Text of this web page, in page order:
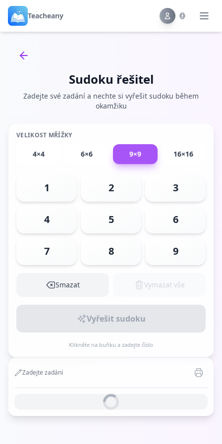
Teacheany
Back to tools
Sudoku řešitel
Zadejte své zadání a nechte si vyřešit sudoku během
okamžiku
VELIKOST MŘÍŽKY
4×4 6×6 9×9 16×16
1 2 3
4 5 6
7 8 9
Smazat Vymazat vše
Vyřešit sudoku
Klikněte na buňku a zadejte číslo
Zadejte zadání